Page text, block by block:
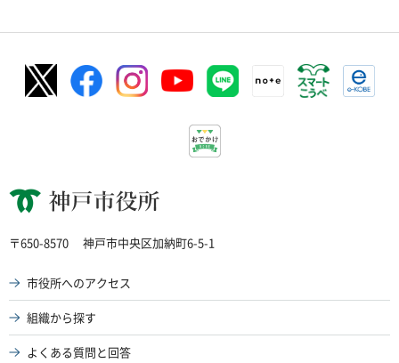
神戸市役所
〒650-8570 神戸市中央区加納町6-5-1
市役所へのアクセス
組織から探す
よくある質問と回答